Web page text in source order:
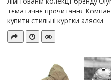
тематичне
купити стильні куртки аляски